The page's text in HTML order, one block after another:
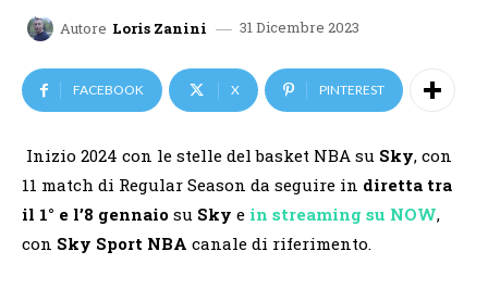
Autore Loris Zanini 31 Dicembre 2023
FACEBOOK X PINTEREST
Inizio 2024 con le stelle del basket NBA su Sky, con
11 match di Regular Season da seguire in diretta tra
il 1° e l’8 gennaio su Sky e in streaming su NOW,
con Sky Sport NBA canale di riferimento.